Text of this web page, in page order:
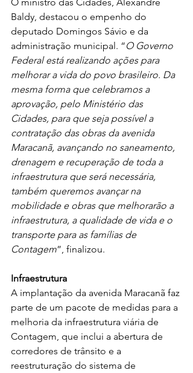
Baldy, destacou o empenho do
deputado Domingos Sávio e da
administração municipal. “O Governo
Federal está realizando ações para
melhorar a vida do povo brasileiro. Da
mesma forma que celebramos a
aprovação, pelo Ministério das
Cidades, para que seja possível a
contratação das obras da avenida
Maracanã, avançando no saneamento,
drenagem e recuperação de toda a
infraestrutura que será necessária,
também queremos avançar na
mobilidade e obras que melhorarão a
infraestrutura, a qualidade de vida e o
transporte para as famílias de
Contagem”, finalizou.
Infraestrutura
A implantação da avenida Maracanã faz
parte de um pacote de medidas para a
melhoria da infraestrutura viária de
Contagem, que inclui a abertura de
corredores de trânsito e a
reestruturação do sistema de